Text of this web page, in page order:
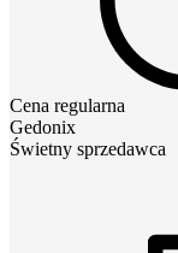
Cena regularna
Gedonix
Świetny sprzedawca